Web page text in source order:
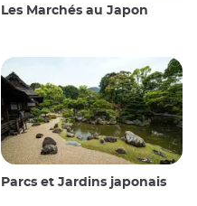
Les Marchés au Japon
Parcs et Jardins japonais